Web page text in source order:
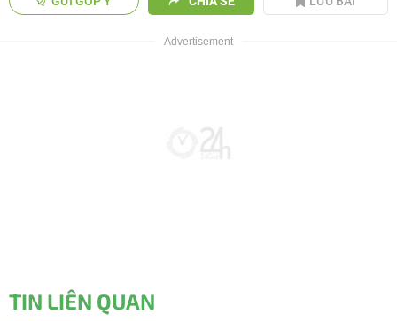
TIN LIÊN QUAN